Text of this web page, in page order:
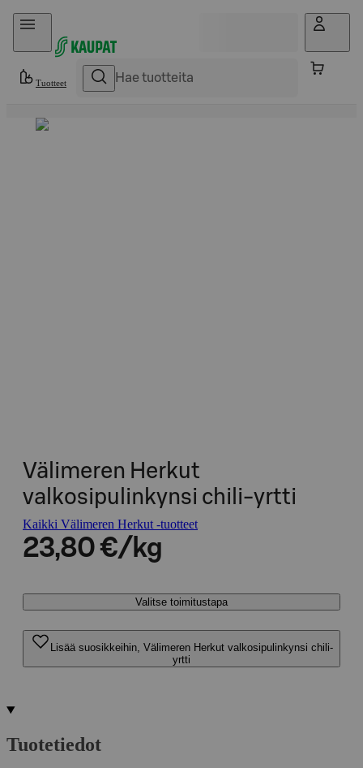
Hyppää sisältöön
Tuotteet
Välimeren Herkut
valkosipulinkynsi chili-yrtti
Kaikki Välimeren Herkut -tuotteet
23,80 €/kg
Valitse toimitustapa
Lisää suosikkeihin, Välimeren Herkut valkosipulinkynsi chili-
yrtti
Tuotetiedot